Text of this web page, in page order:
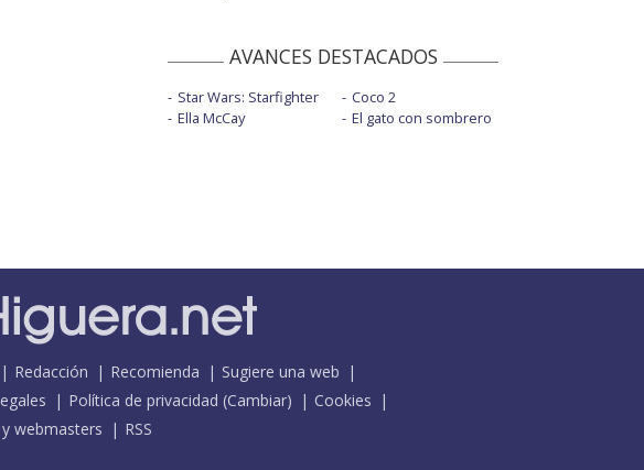
AVANCES DESTACADOS
Star Wars: Starfighter
Ella McCay
Coco 2
El gato con sombrero
Redacción Recomienda
Sugiere una web
Política de privacidad (Cambiar)
Cookies
webmasters
RSS